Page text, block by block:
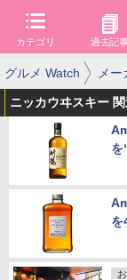
カテゴリ 過去記
グルメ Watch メー
ニッカウヰスキー
を
を